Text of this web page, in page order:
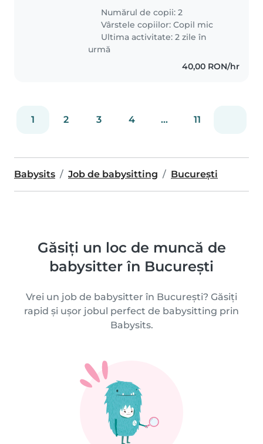
de 2 ani, activitati si joaca
Numărul de copii: 2
Vârstele copiilor:Copil mic
Ultima activitate: 2 zile în
urmă
40,00 RON/hr
1 2 3 4 ... 11
Babysits Job de babysitting București
Găsiți un loc de muncă de
babysitter în București
Vrei un job de babysitter în București? Găsiți
rapid și ușor jobul perfect de babysitting prin
Babysits.